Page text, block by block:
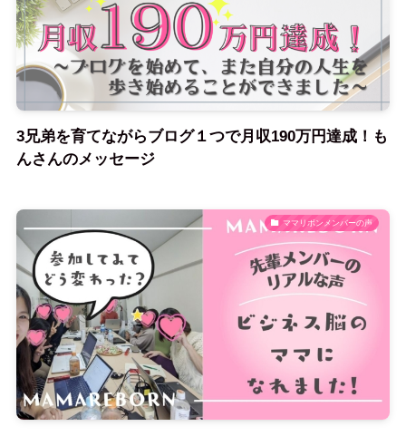
3兄弟を育てながらブログ１つで月収190万円達成！も
んさんのメッセージ
ママリボンメンバーの声